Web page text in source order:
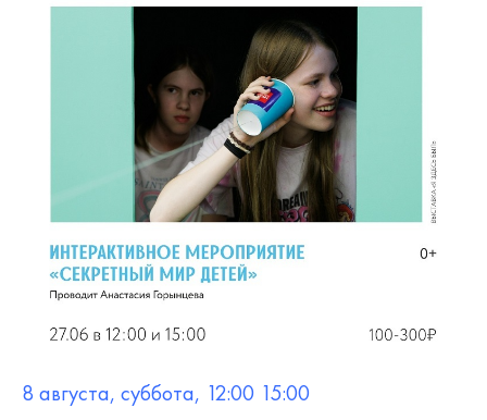
8 августа, суббота, 12:00 15:00